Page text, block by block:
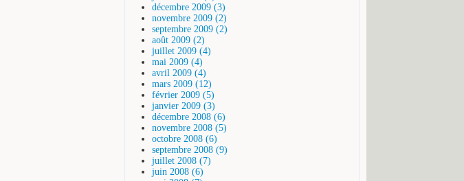
décembre 2009 (3)
novembre 2009 (2)
septembre 2009 (2)
août 2009 (2)
juillet 2009 (4)
mai 2009 (4)
avril 2009 (4)
mars 2009 (12)
février 2009 (5)
janvier 2009 (3)
décembre 2008 (6)
novembre 2008 (5)
octobre 2008 (6)
septembre 2008 (9)
juillet 2008 (7)
juin 2008 (6)